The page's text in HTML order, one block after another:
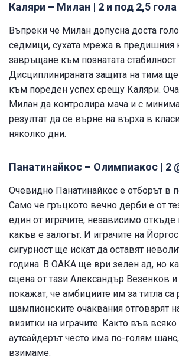
Каляри – Милан | 2 и под 2,5 гола
Въпреки че Милан допусна доста
седмици, сухата мрежа в предишния
завръщане към познатата стабилност.
Дисциплинираната защита на тима
към пореден успех срещу Каляри.
Милан да контролира мача и с
резултат да се върне на върха в
няколко дни.
Панатинайкос – Олимпиакос | 2
Очевидно Панатинайкос е отборът в
Само че гръцкото вечно дерби е от
един от играчите, независимо откъде
какъв е залогът. И играчите на
сигурност ще искат да оставят
година. В ОАКА ще ври зелен ад, но
сцена от тази Александър Везенков
покажат, че амбициите им за титла са
шампионските очаквания отговарят
визитки на играчите. Както във
аутсайдерът често има по-голям
взимаме.